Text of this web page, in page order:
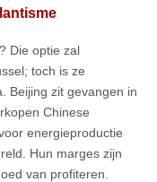
Die optie zal
toch is ze
Beijing zit gevangen in
Chinese
energieproductie
Hun marges zijn
van profiteren.